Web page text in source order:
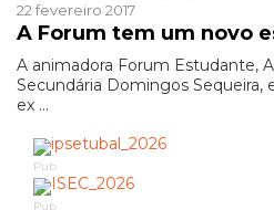
22 fevereiro 2017
A Forum tem um novo
A animadora Forum Estudante,
Secundária Domingos Sequeira,
ex ...
Pub
Pub